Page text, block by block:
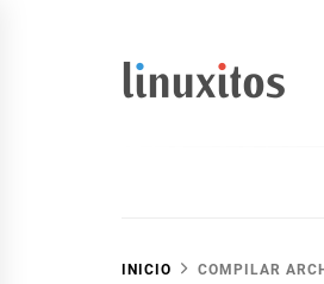
INICIO COMPILAR